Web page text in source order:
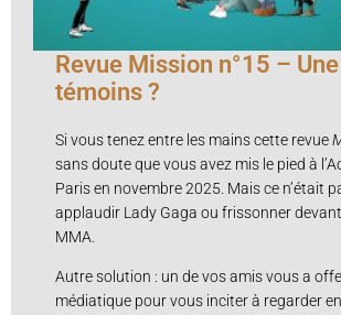
Revue Mission n°15 –
témoins ?
Si vous tenez entre les mains cette revue
sans doute que vous avez mis le pied à
Paris en novembre 2025. Mais ce n’était
applaudir Lady Gaga ou frissonner
MMA.
Autre solution : un de vos amis vous a
médiatique pour vous inciter à regarder